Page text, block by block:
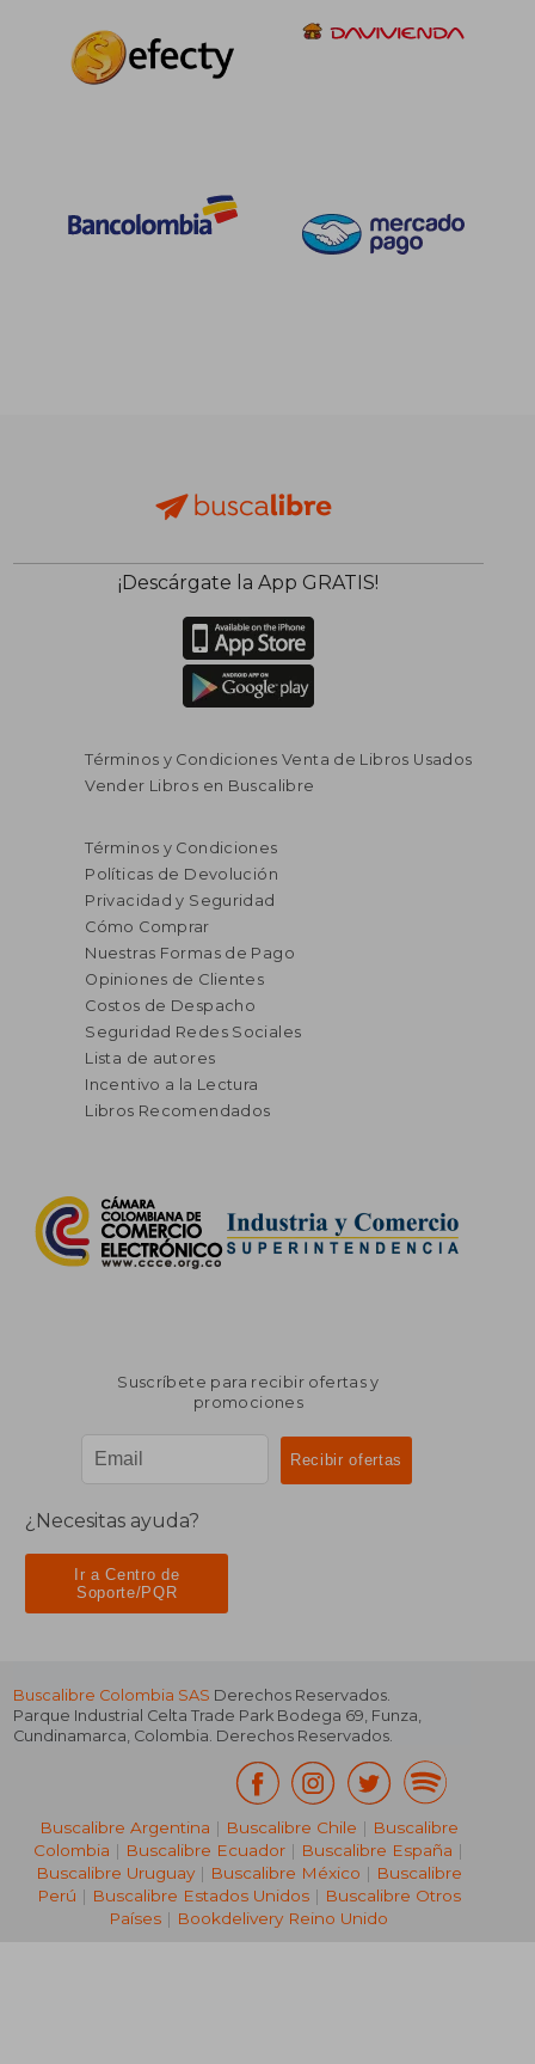
45%
45%
dcto. $ 66.077
¡Descárgate la App GRATIS!
Términos y Condiciones Venta de Libros Usados
Vender Libros en Buscalibre
Términos y Condiciones
Políticas de Devolución
Privacidad y Seguridad
Cómo Comprar
Nuestras Formas de Pago
Opiniones de Clientes
Costos de Despacho
Seguridad Redes Sociales
Lista de autores
Incentivo a la Lectura
Libros Recomendados
Suscríbete para recibir ofertas y
promociones
¿Necesitas ayuda?
Ir a Centro de
Soporte/PQR
Buscalibre Colombia SAS Derechos Reservados.
Parque Industrial Celta Trade Park Bodega 69, Funza,
Cundinamarca, Colombia. Derechos Reservados.
Buscalibre Argentina | Buscalibre Chile | Buscalibre
Colombia | Buscalibre Ecuador | Buscalibre España |
Buscalibre Uruguay| Buscalibre México | Buscalibre
Perú | Buscalibre Estados Unidos| Buscalibre Otros
Países | Bookdelivery Reino Unido